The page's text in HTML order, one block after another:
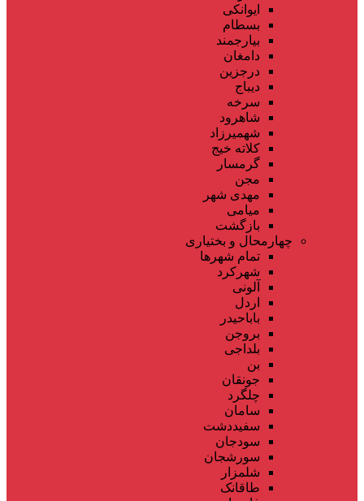
ایوانکی
بسطام
بیارجمند
دامغان
درجزین
دیباج
سرخه
شاهرود
شهمیرزاد
کلاته خیج
گرمسار
مجن
مهدی شهر
میامی
بازگشت
چهارمحال و بختیاری
تمام شهر‌ها
شهرکرد
آلونی
اردل
باباحیدر
بروجن
بلداجی
بن
جونقان
چلگرد
سامان
سفیددشت
سودجان
سورشجان
شلمزار
طاقانک